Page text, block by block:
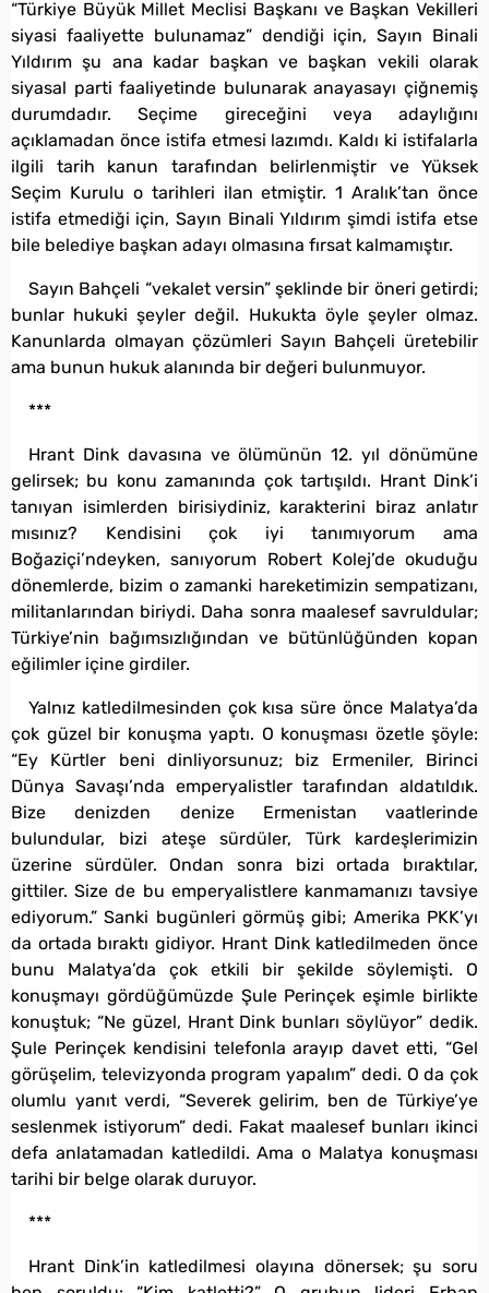
“Türkiye Büyük Millet Meclisi Başkanı ve Başkan Vekilleri
siyasi faaliyette bulunamaz” dendiği için, Sayın Binali
Yıldırım şu ana kadar başkan ve başkan vekili olarak
siyasal parti faaliyetinde bulunarak anayasayı çiğnemiş
durumdadır. Seçime gireceğini veya adaylığını
açıklamadan önce istifa etmesi lazımdı. Kaldı ki istifalarla
ilgili tarih kanun tarafından belirlenmiştir ve Yüksek
Seçim Kurulu o tarihleri ilan etmiştir. 1 Aralık’tan önce
istifa etmediği için, Sayın Binali Yıldırım şimdi istifa etse
bile belediye başkan adayı olmasına fırsat kalmamıştır.
Sayın Bahçeli “vekalet versin” şeklinde bir öneri getirdi;
bunlar hukuki şeyler değil. Hukukta öyle şeyler olmaz.
Kanunlarda olmayan çözümleri Sayın Bahçeli üretebilir
ama bunun hukuk alanında bir değeri bulunmuyor.
***
Hrant Dink davasına ve ölümünün 12. yıl dönümüne
gelirsek; bu konu zamanında çok tartışıldı. Hrant Dink’i
tanıyan isimlerden birisiydiniz, karakterini biraz anlatır
mısınız? Kendisini çok iyi tanımıyorum ama
Boğaziçi’ndeyken, sanıyorum Robert Kolej’de okuduğu
dönemlerde, bizim o zamanki hareketimizin sempatizanı,
militanlarından biriydi. Daha sonra maalesef savruldular;
Türkiye’nin bağımsızlığından ve bütünlüğünden kopan
eğilimler içine girdiler.
Yalnız katledilmesinden çok kısa süre önce Malatya’da
çok güzel bir konuşma yaptı. O konuşması özetle şöyle:
“Ey Kürtler beni dinliyorsunuz; biz Ermeniler, Birinci
Dünya Savaşı’nda emperyalistler tarafından aldatıldık.
Bize denizden denize Ermenistan vaatlerinde
bulundular, bizi ateşe sürdüler, Türk kardeşlerimizin
üzerine sürdüler. Ondan sonra bizi ortada bıraktılar,
gittiler. Size de bu emperyalistlere kanmamanızı tavsiye
ediyorum.” Sanki bugünleri görmüş gibi; Amerika PKK’yı
da ortada bıraktı gidiyor. Hrant Dink katledilmeden önce
bunu Malatya’da çok etkili bir şekilde söylemişti. O
konuşmayı gördüğümüzde Şule Perinçek eşimle birlikte
konuştuk; “Ne güzel, Hrant Dink bunları söylüyor” dedik.
Şule Perinçek kendisini telefonla arayıp davet etti, “Gel
görüşelim, televizyonda program yapalım” dedi. O da çok
olumlu yanıt verdi, “Severek gelirim, ben de Türkiye’ye
seslenmek istiyorum” dedi. Fakat maalesef bunları ikinci
defa anlatamadan katledildi. Ama o Malatya konuşması
tarihi bir belge olarak duruyor.
***
Hrant Dink’in katledilmesi olayına dönersek; şu soru